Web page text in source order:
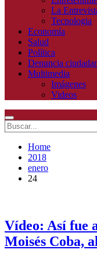
La
Tecnologia
Economía
Salud
Política
Denuncia
Multimedia
Imágenes
Videos
Home
2018
enero
24
Vídeo: Así fue
Moisés Coba,